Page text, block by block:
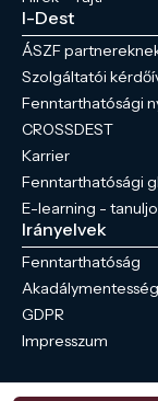
I-Dest
ÁSZF
Szolgáltatói
Fenntarthatósági
CROSSDEST
Karrier
Fenntarthatósági
E-learning -
Irányelvek
Fenntarthatóság
Akadálymentesség
GDPR
Impresszum